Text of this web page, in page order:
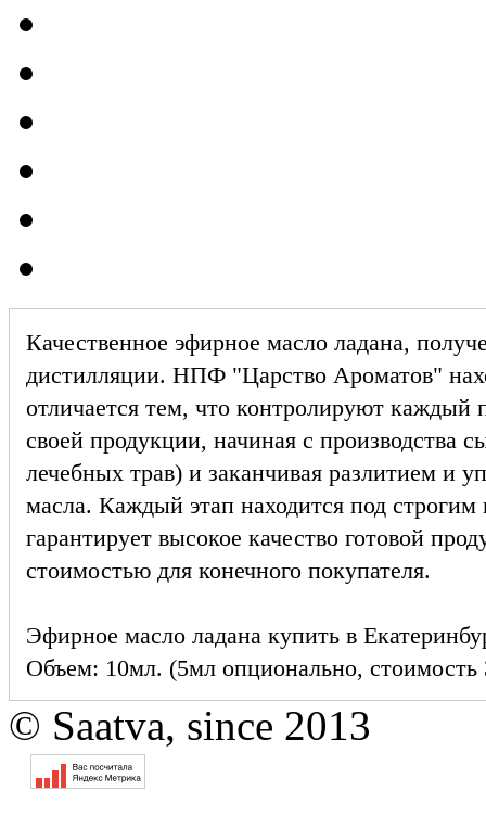
Качественное эфирное масло ладана,
дистилляции. НПФ "Царство Ароматов"
отличается тем, что контролируют каждый
своей продукции, начиная с производства
лечебных трав) и заканчивая разлитием и
масла. Каждый этап находится под строгим
гарантирует высокое качество готовой
стоимостью для конечного покупателя.
Эфирное масло ладана купить в
Объем: 10мл. (5мл опционально, стоимость
© Saatva, since 2013